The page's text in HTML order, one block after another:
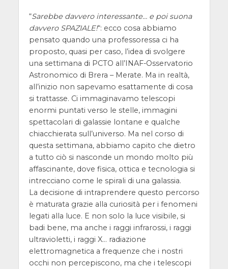
“Sarebbe davvero interessante… e poi suona
davvero SPAZIALE!“: ecco cosa abbiamo
pensato quando una professoressa ci ha
proposto, quasi per caso, l’idea di svolgere
una settimana di PCTO all’INAF-Osservatorio
Astronomico di Brera – Merate. Ma in realtà,
all’inizio non sapevamo esattamente di cosa
si trattasse. Ci immaginavamo telescopi
enormi puntati verso le stelle, immagini
spettacolari di galassie lontane e qualche
chiacchierata sull’universo. Ma nel corso di
questa settimana, abbiamo capito che dietro
a tutto ciò si nasconde un mondo molto più
affascinante, dove fisica, ottica e tecnologia si
intrecciano come le spirali di una galassia.
La decisione di intraprendere questo percorso
è maturata grazie alla curiosità per i fenomeni
legati alla luce. E non solo la luce visibile, si
badi bene, ma anche i raggi infrarossi, i raggi
ultravioletti, i raggi X… radiazione
elettromagnetica a frequenze che i nostri
occhi non percepiscono, ma che i telescopi